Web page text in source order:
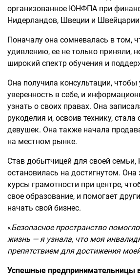
организованное ЮНФПА при
Нидерландов, Швеции и
Поначалу она сомневалась в том,
удивлению, ее не только приняли,
широкий спектр обучения и
Она получила консультации,
уверенность в себе, и
узнать о своих правах. Она
рукоделия и, освоив технику, стала
девушек. Она также начала
на местном рынке.
Став добытчицей для своей семьи,
остановилась на достигнутом. Она
курсы грамотности при центре,
свое образование, и помогает
начать свой бизнес.
«Безопасное пространство
жизнь — я узнала, что моя
препятствием для достижения
Успешные предпринимательницы